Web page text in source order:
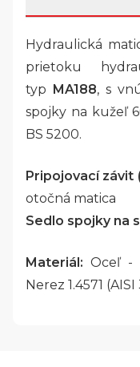
Hydraulická
prietoku
typ
MA188, s
spojky na kužeľ
BS 5200.
Pripojovací závit
otočná matica
Sedlo spojky na
Materiál: Oceľ -
Nerez 1.4571 (AISI